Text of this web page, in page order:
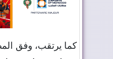
كما يرتقب، وفق